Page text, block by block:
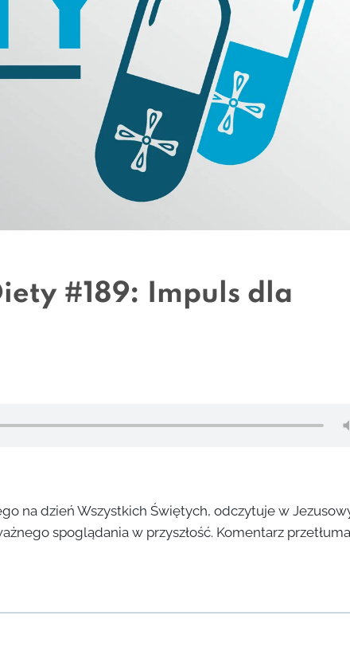
#189: Impuls dla
na dzień Wszystkich Świętych, odczytuje w
spoglądania w przyszłość. Komentarz